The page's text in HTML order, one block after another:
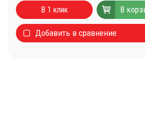
В 1 клик В
Добавить в сравнение
Стиральные машины
Сушильные машины
Центрифуги для отжима белья
Оборудование для чистки ковров